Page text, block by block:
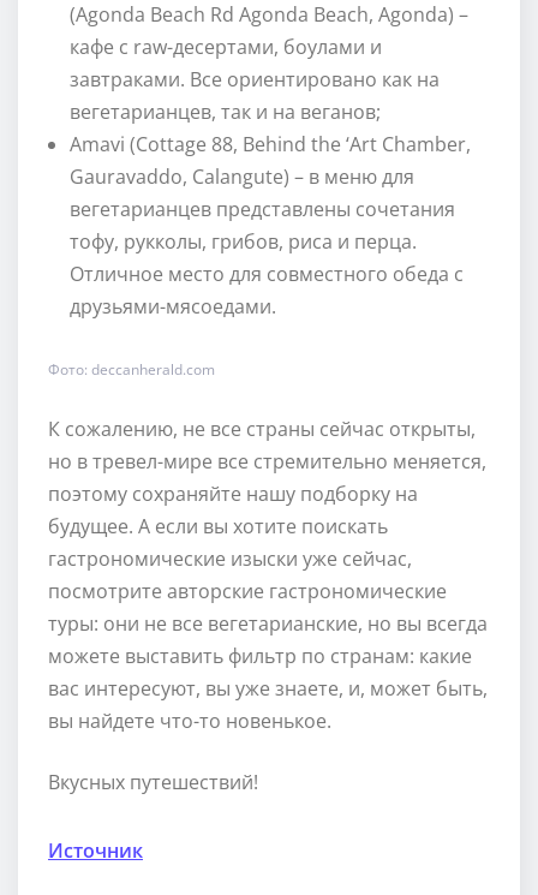
(Agonda Beach Rd Agonda Beach, Agonda) –
кафе с raw-десертами, боулами и
завтраками. Все ориентировано как на
вегетарианцев, так и на веганов;
Amavi (Cottage 88, Behind the ‘Art Chamber,
Gauravaddo, Calangute) – в меню для
вегетарианцев представлены сочетания
тофу, рукколы, грибов, риса и перца.
Отличное место для совместного обеда с
друзьями-мясоедами.
Фото: deccanherald.com
К сожалению, не все страны сейчас открыты,
но в тревел-мире все стремительно меняется,
поэтому сохраняйте нашу подборку на
будущее. А если вы хотите поискать
гастрономические изыски уже сейчас,
посмотрите авторские гастрономические
туры: они не все вегетарианские, но вы всегда
можете выставить фильтр по странам: какие
вас интересуют, вы уже знаете, и, может быть,
вы найдете что-то новенькое.
Вкусных путешествий!
Источник